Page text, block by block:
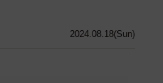
2024.08.18(Sun)